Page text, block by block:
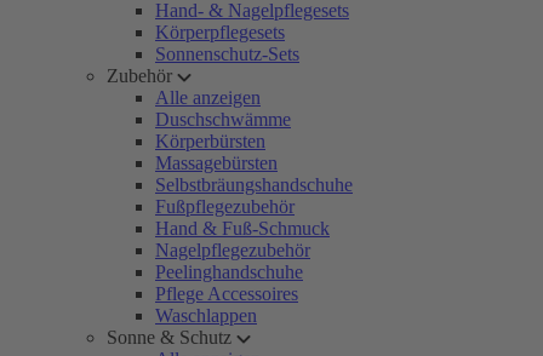
Hand- & Nagelpflegesets
Körperpflegesets
Sonnenschutz-Sets
Zubehör
Alle anzeigen
Duschschwämme
Körperbürsten
Massagebürsten
Selbstbräungshandschuhe
Fußpflegezubehör
Hand & Fuß-Schmuck
Nagelpflegezubehör
Peelinghandschuhe
Pflege Accessoires
Waschlappen
Sonne & Schutz